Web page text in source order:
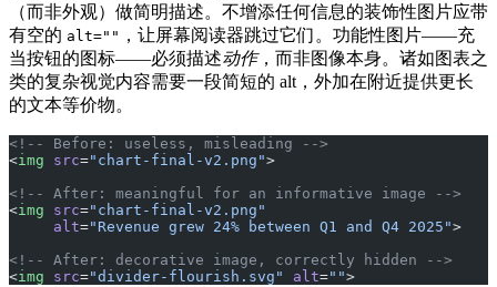
（而非外观）做简明描述。不增添任何信息的装饰性图片应带
有空的 alt="" ，让屏幕阅读器跳过它们。功能性图片——充
当按钮的图标——必须描述动作，而非图像本身。诸如图表之
类的复杂视觉内容需要一段简短的 alt，外加在附近提供更长
的文本等价物。
<!-- Before: useless, misleading -->
<img src="chart-final-v2.png">
<!-- After: meaningful for an informative image -->
<img src="chart-final-v2.png"
     alt
="Revenue grew 24% between Q1 and Q4 2025">
<!-- After: decorative image, correctly hidden -->
<img src="divider-flourish.svg" alt="">